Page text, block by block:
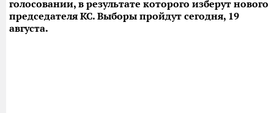
голосовании, в результате которого изберут нового
председателя КС. Выборы пройдут сегодня, 19
августа.